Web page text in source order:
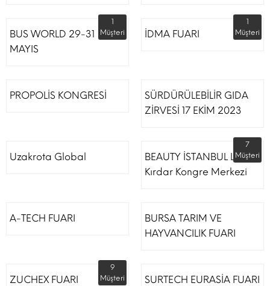
BUS WORLD 29-31
MAYIS
1
Müşteri
İDMA FUARI
1
Müşteri
PROPOLİS KONGRESİ
SÜRDÜRÜLEBİLİR GIDA
ZİRVESİ 17 EKİM 2023
Uzakrota Global
BEAUTY İSTANBUL Lütfi
Kırdar Kongre Merkezi
7
Müşteri
A-TECH FUARI
BURSA TARIM VE
HAYVANCILIK FUARI
ZUCHEX FUARI
9
Müşteri
SURTECH EURASİA FUARI